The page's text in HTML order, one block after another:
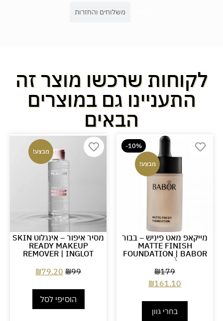
משלוחים והחזרות
לקוחות שרכשו מוצר זה
התעניינו גם במוצרים
הבאים
-10%
מבצע!
מייקאפ מאט פיניש – בבור
MATTE FINISH
FOUNDATION ֻ| BABOR
₪179
₪161.10
בחרי גוון
מבצע!
מסיר איפור – אינגלוט SKIN
READY MAKEUP
REMOVER | INGLOT
₪99
₪79.20
הוסיפי לסל